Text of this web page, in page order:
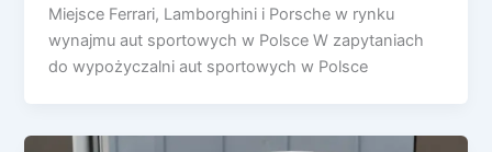
Miejsce Ferrari, Lamborghini i Porsche w rynku
wynajmu aut sportowych w Polsce W zapytaniach
do wypożyczalni aut sportowych w Polsce